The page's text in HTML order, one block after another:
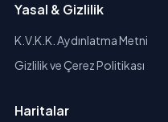
Yasal & Gizlilik
K.V.K.K. Aydınlatma Metni
Gizlilik ve Çerez Politikası
Haritalar